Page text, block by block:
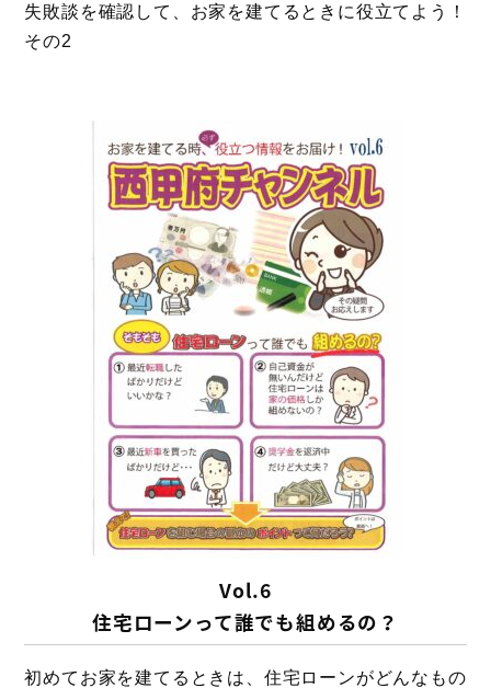
失敗談を確認して、お家を建てるときに役立てよう！
その2
Vol.6
住宅ローンって誰でも組めるの？
初めてお家を建てるときは、住宅ローンがどんなもの